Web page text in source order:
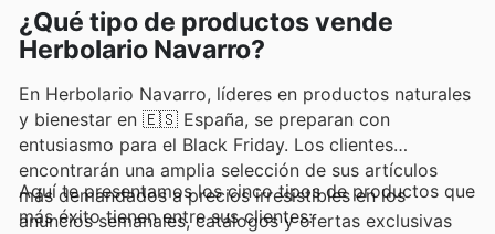
¿Qué tipo de productos vende
Herbolario Navarro?
En Herbolario Navarro, líderes en productos naturales
y bienestar en 🇪🇸 España, se preparan con
entusiasmo para el Black Friday. Los clientes
encontrarán una amplia selección de sus artículos
más demandados a precios irresistibles en los
anuncios semanales, catálogos y ofertas exclusivas
Aquí te presentamos los cinco tipos de productos que
más éxito tienen entre sus clientes: